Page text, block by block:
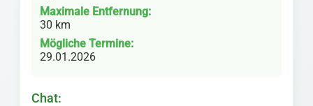
Maximale Entfernung:
30 km
Mögliche Termine:
29.01.2026
Chat: